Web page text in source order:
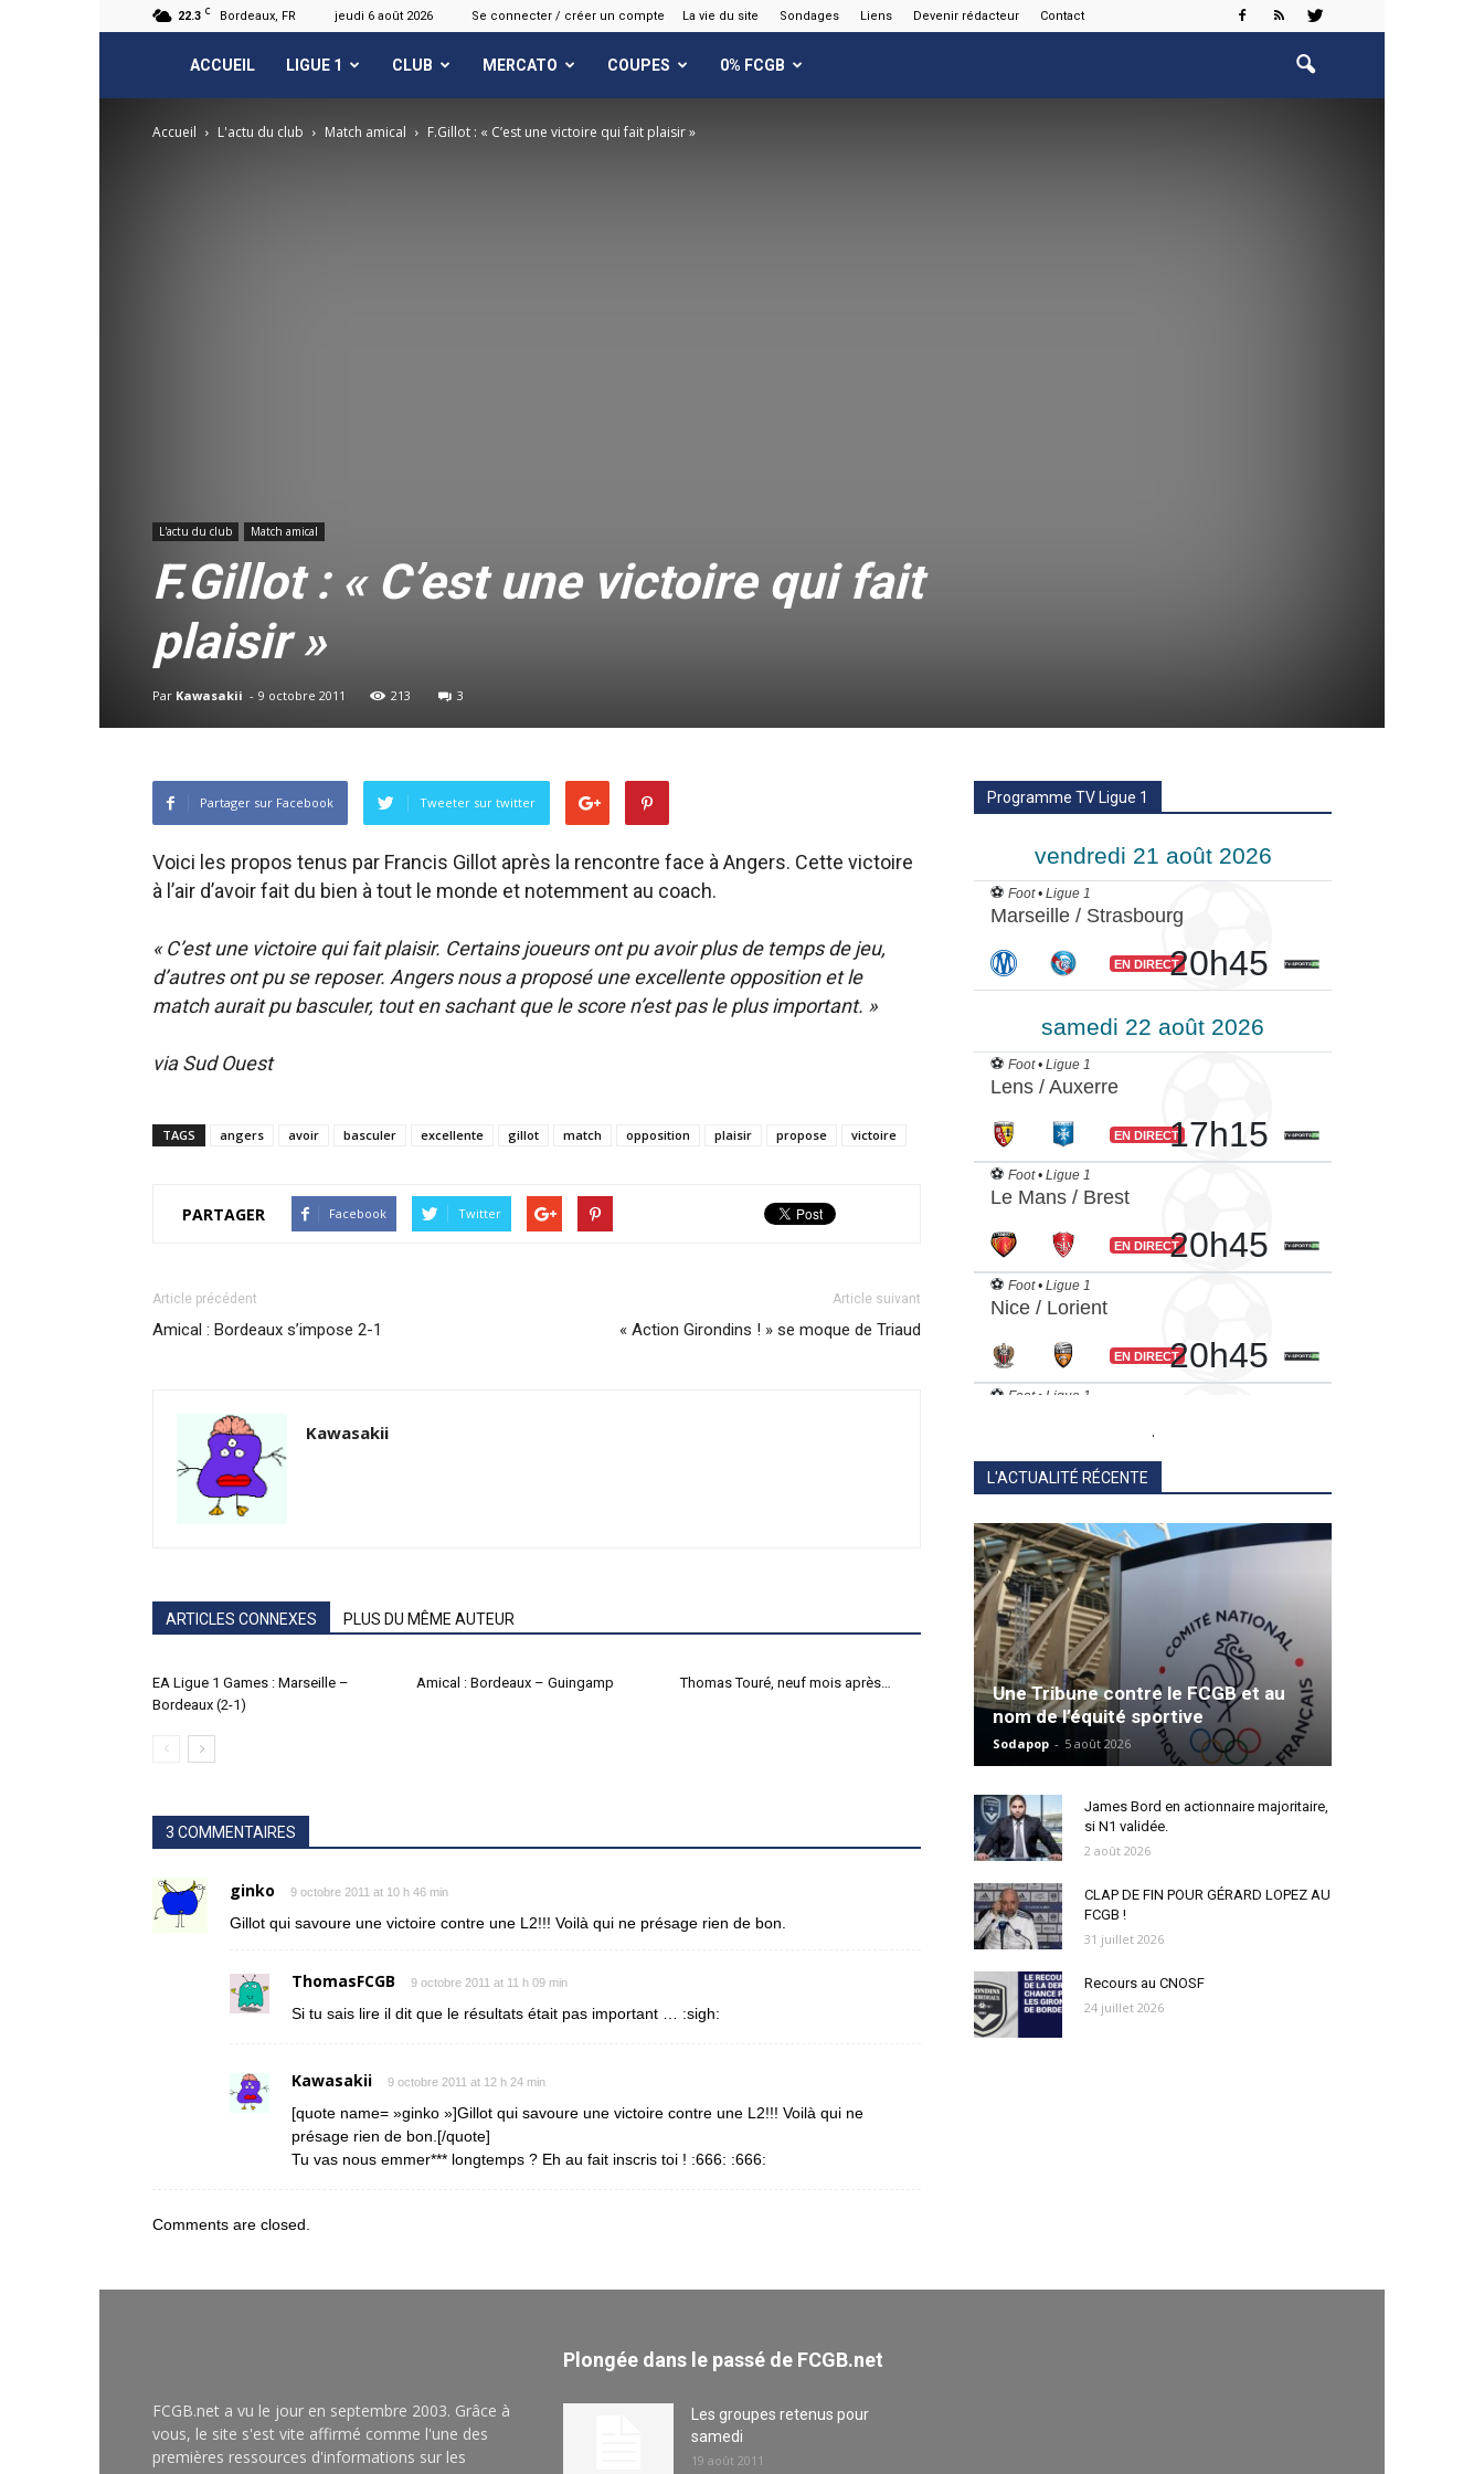
22.3 C Bordeaux, FR jeudi 6 août 2026 Se connecter / créer un compte La vie du site Sondages Liens Devenir rédacteur Contact
FCGB.net
ACCUEIL LIGUE 1 CLUB MERCATO COUPES 0% FCGB
Accueil L'actu du club Match amical F.Gillot : « C’est une victoire qui fait plaisir »
L'actu du club Match amical
F.Gillot : « C’est une victoire qui fait
plaisir »
Par Kawasakii - 9 octobre 2011 213 3
Partager sur Facebook Tweeter sur twitter
Voici les propos tenus par Francis Gillot après la rencontre face à Angers. Cette victoire
à l’air d’avoir fait du bien à tout le monde et notemment au coach.
« C’est une victoire qui fait plaisir. Certains joueurs ont pu avoir plus de temps de jeu,
d’autres ont pu se reposer. Angers nous a proposé une excellente opposition et le
match aurait pu basculer, tout en sachant que le score n’est pas le plus important. »
via Sud Ouest
TAGS angers avoir basculer excellente gillot match opposition plaisir propose victoire
PARTAGER Facebook Twitter
Article précédent
Amical : Bordeaux s’impose 2-1
Article suivant
« Action Girondins ! » se moque de Triaud
Kawasakii
ARTICLES CONNEXES PLUS DU MÊME AUTEUR
EA Ligue 1 Games : Marseille –
Bordeaux (2-1)
Amical : Bordeaux – Guingamp Thomas Touré, neuf mois après…
3 COMMENTAIRES
ginko 9 octobre 2011 at 10 h 46 min
Gillot qui savoure une victoire contre une L2!!! Voilà qui ne présage rien de bon.
ThomasFCGB 9 octobre 2011 at 11 h 09 min
Si tu sais lire il dit que le résultats était pas important … :sigh:
Kawasakii 9 octobre 2011 at 12 h 24 min
[quote name= »ginko »]Gillot qui savoure une victoire contre une L2!!! Voilà qui ne
présage rien de bon.[/quote]
Tu vas nous emmer*** longtemps ? Eh au fait inscris toi ! :666: :666:
Comments are closed.
Programme TV Ligue 1
.
L'ACTUALITÉ RÉCENTE
Une Tribune contre le FCGB et au
nom de l’équité sportive
Sodapop - 5 août 2026
James Bord en actionnaire majoritaire,
si N1 validée.
2 août 2026
CLAP DE FIN POUR GÉRARD LOPEZ AU
FCGB !
31 juillet 2026
Recours au CNOSF
24 juillet 2026
FCGB.net a vu le jour en septembre 2003. Grâce à
vous, le site s'est vite affirmé comme l'une des
premières ressources d'informations sur les
Plongée dans le passé de FCGB.net
Les groupes retenus pour
samedi
19 août 2011